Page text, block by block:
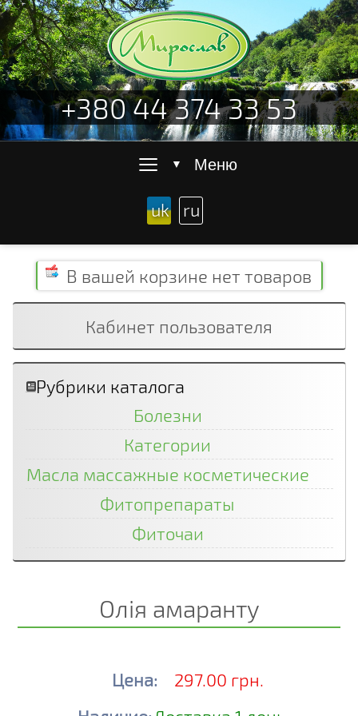
+380 44 374 33 53
≡ ▼ Меню
uk ru
В вашей корзине нет товаров
Кабинет пользователя
Рубрики каталога
Болезни
Категории
Масла массажные косметические
Фитопрепараты
Фиточаи
Олія амаранту
Цена:
297.00 грн.